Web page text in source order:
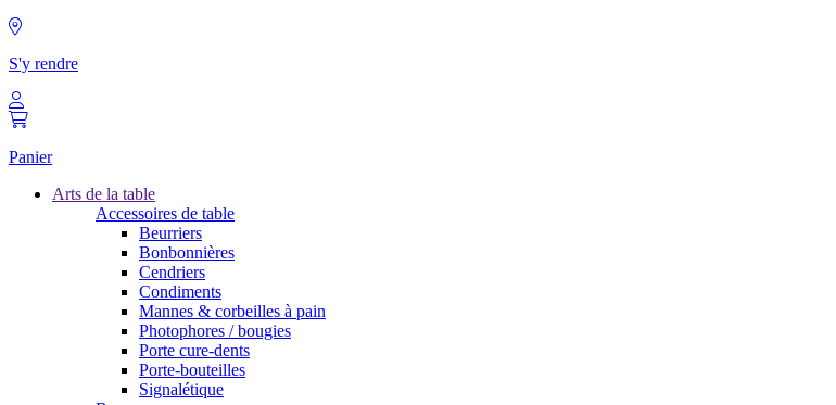
S'y rendre
Panier
Arts de la table
Accessoires de table
Beurriers
Bonbonnières
Cendriers
Condiments
Mannes & corbeilles à pain
Photophores / bougies
Porte cure-dents
Porte-bouteilles
Signalétique